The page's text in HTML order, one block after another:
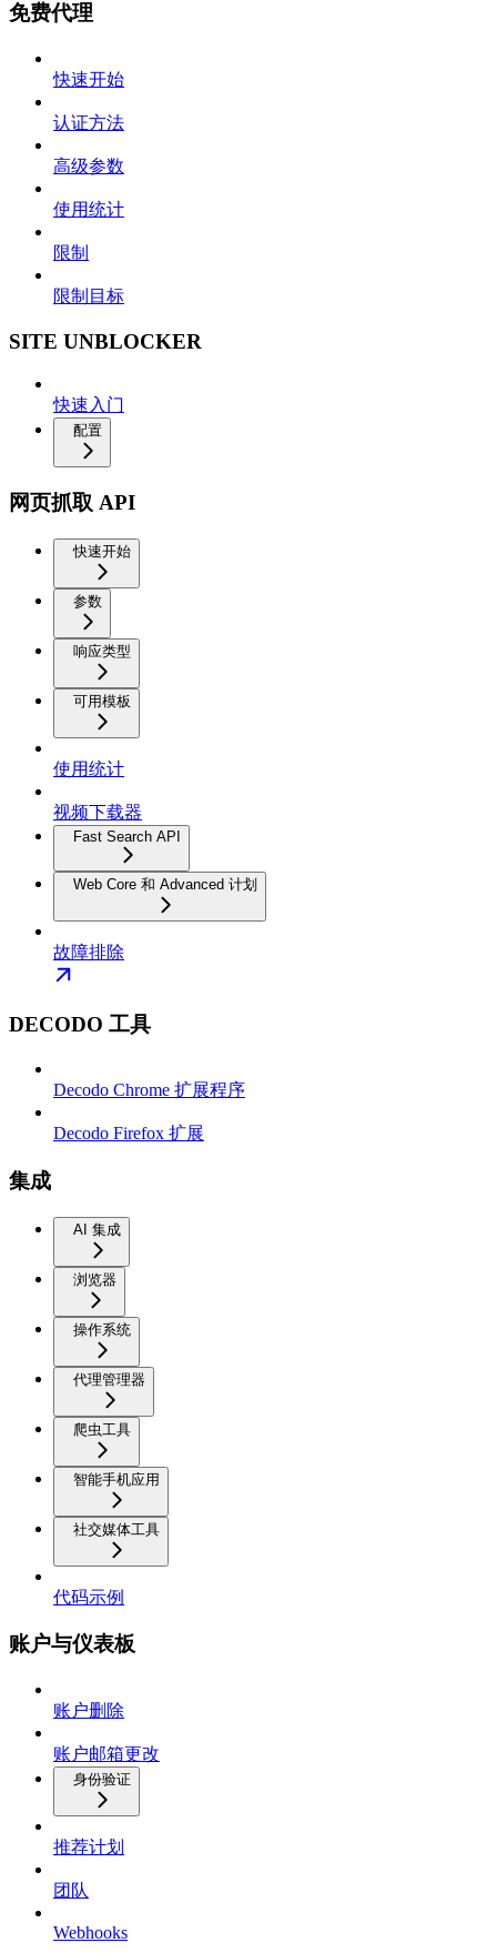
免费代理
快速开始
认证方法
高级参数
使用统计
限制
限制目标
SITE UNBLOCKER
快速入门
配置
网页抓取 API
快速开始
参数
响应类型
可用模板
使用统计
视频下载器
Fast Search API
Web Core 和 Advanced 计划
故障排除
DECODO 工具
Decodo Chrome 扩展程序
Decodo Firefox 扩展
集成
AI 集成
浏览器
操作系统
代理管理器
爬虫工具
智能手机应用
社交媒体工具
代码示例
账户与仪表板
账户删除
账户邮箱更改
身份验证
推荐计划
团队
Webhooks